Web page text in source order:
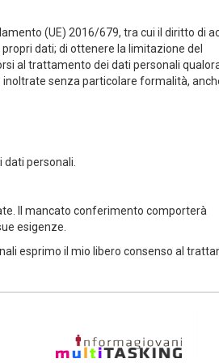
(UE) 2016/679, tra cui il diritto di
dati; di ottenere la limitazione del
al trattamento dei dati personali
senza particolare formalità,
dati personali.
Il mancato conferimento comporterà
esigenze.
esprimo il mio libero consenso al